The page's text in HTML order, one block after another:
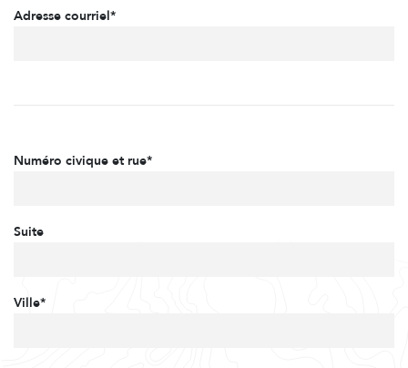
Adresse courriel*
Numéro civique et rue*
Suite
Ville*